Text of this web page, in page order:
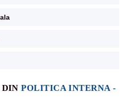
DINPOLITICA INTERNA -